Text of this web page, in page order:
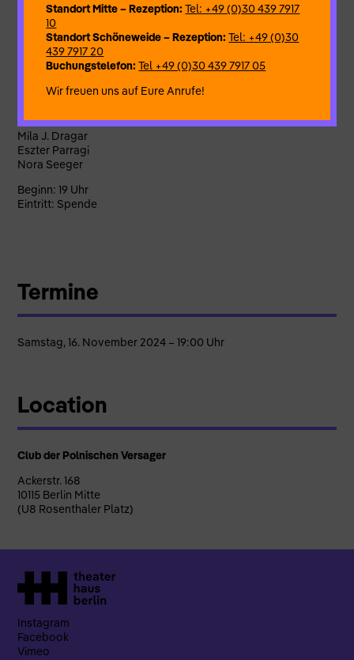
TANZ
Eszter Parragi
Michael M. Janßen
Mila J. Dragar
Eszter Parragi
Nora Seeger
Beginn: 19 Uhr
Eintritt: Spende
Termine
Samstag, 16. November 2024 – 19:00 Uhr
Location
Club der Polnischen Versager
Ackerstr. 168
10115 Berlin Mitte
(U8 Rosenthaler Platz)
Standort Mitte – Rezeption:Tel: +49 (0)30 439 7917
10
Standort Schöneweide – Rezeption:Tel: +49 (0)30
439 7917 20
Buchungstelefon:Tel +49 (0)30 439 7917 05
Wir freuen uns auf Eure Anrufe!
Instagram
Facebook
Vimeo